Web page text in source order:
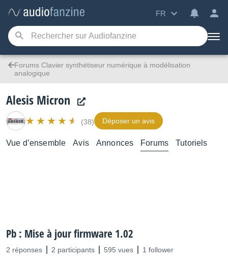
FR
Forums Clavier synthétiseur numérique à modélisation
analogique
Alesis Micron
(38) Déposer un avis
Vue d’ensemble Avis Annonces Forums Tutoriels
Pb : Mise à jour firmware 1.02
2 réponses 2 participants 595 vues 1 follower